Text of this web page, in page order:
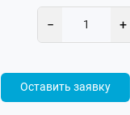
− +
Оставить заявку